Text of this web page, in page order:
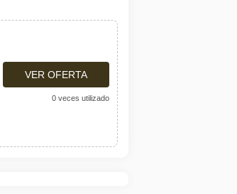
VER OFERTA
0 veces utilizado